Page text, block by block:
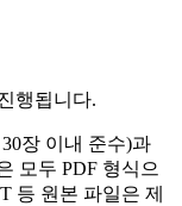
행됩니다.
장 이내 준수)과
모두 PDF 형식으
등 원본 파일은 제